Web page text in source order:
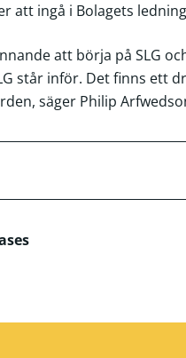
att ingå i Bolagets
att börja på SLG
står inför. Det finns ett
säger Philip